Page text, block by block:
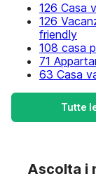
126 Casa
126
friendly
108 casa
71
63 Casa
Tutte
Ascolta i